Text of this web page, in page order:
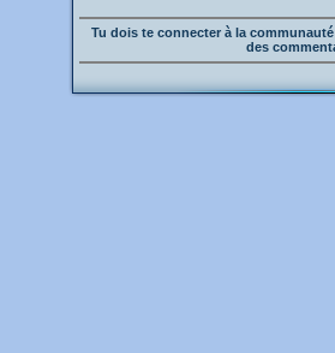
Tu dois te connecter à la
des